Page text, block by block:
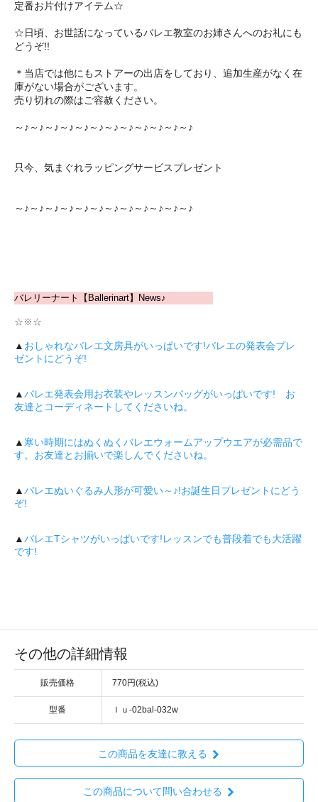
定番お片付けアイテム☆
☆日頃、お世話になっているバレエ教室のお姉さんへのお礼にも
どうぞ!!
＊当店では他にもストアーの出店をしており、追加生産がなく在
庫がない場合がございます。
売り切れの際はご容赦ください。
～♪～♪～♪～♪～♪～♪～♪～♪～♪～♪～♪～♪
只今、気まぐれラッピングサービスプレゼント
～♪～♪～♪～♪～♪～♪～♪～♪～♪～♪～♪～♪
バレリーナート【Ballerinart】News♪
☆※☆
▲ おしゃれなバレエ文房具がいっぱいです!バレエの発表会プレ
ゼントにどうぞ!
▲バレエ発表会用お衣装やレッスンバッグがいっぱいです! お
友達とコーディネートしてくださいね。
▲寒い時期にはぬくぬくバレエウォームアップウエアが必需品で
す。お友達とお揃いで楽しんでくださいね。
▲バレエぬいぐるみ人形が可愛い～♪!お誕生日プレゼントにどう
ぞ!
▲バレエTシャツがいっぱいです!レッスンでも普段着でも大活躍
です!
その他の詳細情報
販売価格 770円(税込)
型番 ｌｕ-02bal-032w
この商品を友達に教える
この商品について問い合わせる